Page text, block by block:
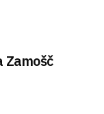
Zamošč